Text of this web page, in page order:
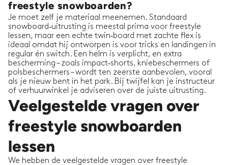
freestyle snowboarden?
Je moet zelf je materiaal meenemen. Standaard
snowboard‑uitrusting is meestal prima voor freestyle
lessen, maar een echte twin‑board met zachte flex is
ideaal omdat hij ontworpen is voor tricks en landingen in
regular én switch. Een helm is verplicht, en extra
bescherming – zoals impact‑shorts, kniebeschermers of
polsbeschermers – wordt ten zeerste aanbevolen, vooral
als je nieuw bent in het park. Bij twijfel kan je instructeur
of verhuurwinkel je adviseren over de juiste uitrusting.
Veelgestelde vragen over
freestyle snowboarden
lessen
We hebben de veelgestelde vragen over freestyle